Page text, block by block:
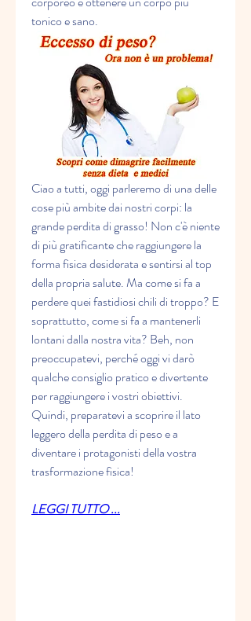
tonico e sano.
Ciao a tutti, oggi parleremo di una delle
cose più ambite dai nostri corpi: la
grande perdita di grasso! Non c'è niente
di più gratificante che raggiungere la
forma fisica desiderata e sentirsi al top
della propria salute. Ma come si fa a
perdere quei fastidiosi chili di troppo? E
soprattutto, come si fa a mantenerli
lontani dalla nostra vita? Beh, non
preoccupatevi, perché oggi vi darò
qualche consiglio pratico e divertente
per raggiungere i vostri obiettivi.
Quindi, preparatevi a scoprire il lato
leggero della perdita di peso e a
diventare i protagonisti della vostra
trasformazione fisica!
LEGGI TUTTO ...